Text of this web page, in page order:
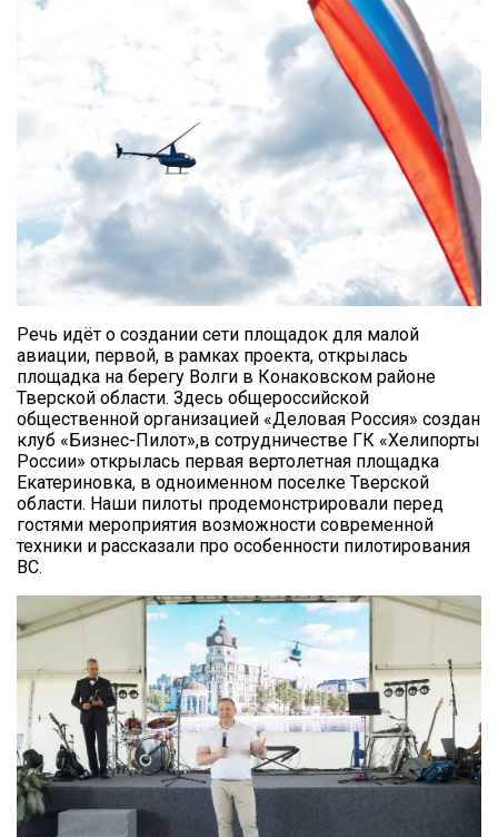
Речь идёт о создании сети площадок для малой
авиации, первой, в рамках проекта, открылась
площадка на берегу Волги в Конаковском районе
Тверской области. Здесь общероссийской
общественной организацией «Деловая Россия» создан
клуб «Бизнес-Пилот»,в сотрудничестве ГК «Хелипорты
России» открылась первая вертолетная площадка
Екатериновка, в одноименном поселке Тверской
области. Наши пилоты продемонстрировали перед
гостями мероприятия возможности современной
техники и рассказали про особенности пилотирования
ВС.